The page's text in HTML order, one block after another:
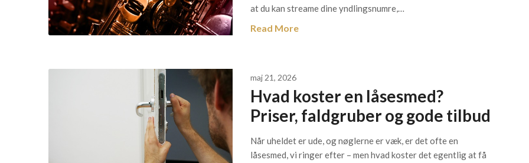
at du kan streame dine yndlingsnumre,…
Read More
maj 21, 2026
Hvad koster en låsesmed?
Priser, faldgruber og gode tilbud
Når uheldet er ude, og nøglerne er væk, er det ofte en
låsesmed, vi ringer efter – men hvad koster det egentlig at få